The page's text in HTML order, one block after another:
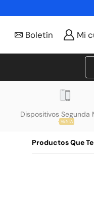
Boletín Mi
Dispositivos Segunda
VENTA
Productos Que